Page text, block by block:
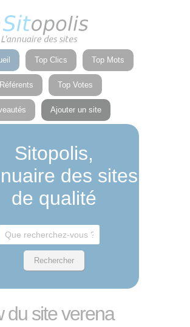
Top Clics Top Mots
Top Votes
Ajouter un site
Sitopolis,
des sites
de qualité
du site verena